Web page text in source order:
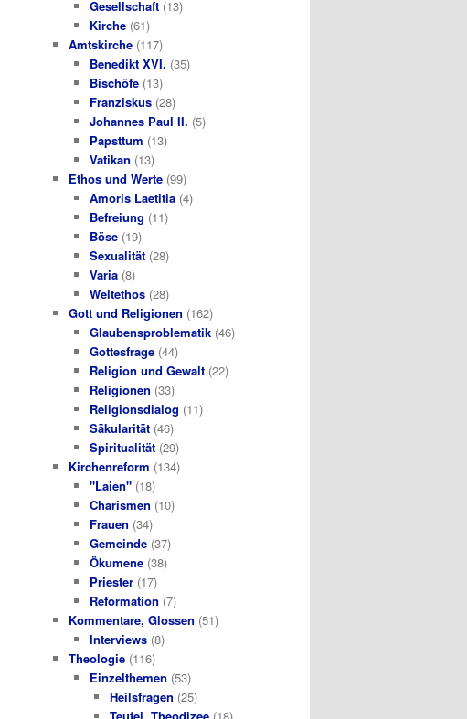
Gesellschaft(13)
Kirche(61)
Amtskirche (117)
Benedikt XVI. (35)
Bischöfe(13)
Franziskus(28)
Johannes Paul II. (5)
Papsttum (13)
Vatikan (13)
Ethos und Werte (99)
Amoris Laetitia(4)
Befreiung (11)
Böse(19)
Sexualität(28)
Varia(8)
Weltethos(28)
Gott und Religionen (162)
Glaubensproblematik(46)
Gottesfrage(44)
Religion und Gewalt(22)
Religionen (33)
Religionsdialog (11)
Säkularität(46)
Spiritualität(29)
Kirchenreform (134)
"Laien"(18)
Charismen (10)
Frauen (34)
Gemeinde(37)
Ökumene(38)
Priester(17)
Reformation (7)
Kommentare, Glossen (51)
Interviews(8)
Theologie (116)
Einzelthemen (53)
Heilsfragen (25)